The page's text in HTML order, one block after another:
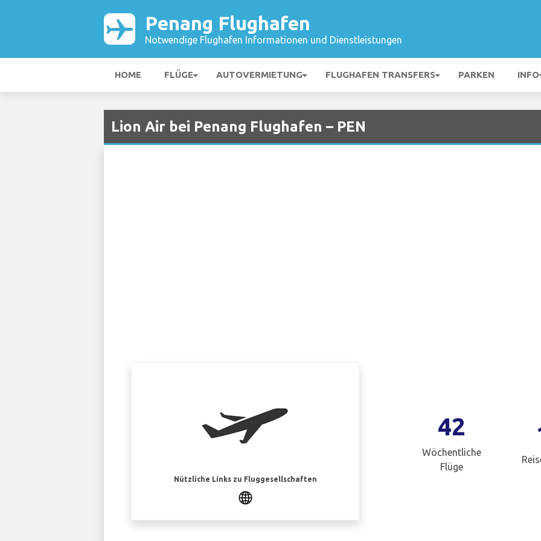
Penang Flughafen
Notwendige Flughafen Informationen und Dienstleistungen
HOME FLÜGE AUTOVERMIETUNG FLUGHAFEN TRANSFERS PARKEN INFO
Lion Air bei Penang Flughafen – PEN
Nützliche Links zu Fluggesellschaften
42
Wöchentliche
Flüge